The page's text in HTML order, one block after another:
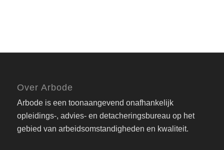
Over Arbode
Arbode is een toonaangevend onafhankelijk
opleidings-, advies- en detacheringsbureau op het
gebied van arbeidsomstandigheden en kwaliteit.